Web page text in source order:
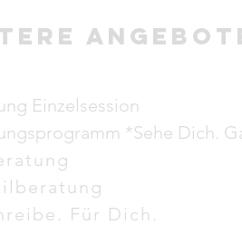
Einzelsession
*Sehe Dich.
Für Dich.